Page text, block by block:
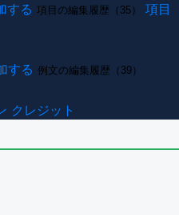
する 項目の編集履歴（35）
項目
する 例文の編集履歴（39）
クレジット